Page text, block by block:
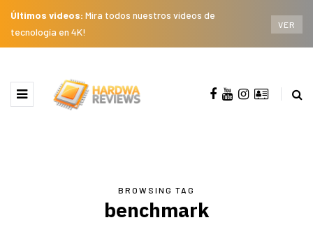
Últimos videos: Mira todos nuestros videos de
tecnología en 4K!
VER
BROWSING TAG
benchmark